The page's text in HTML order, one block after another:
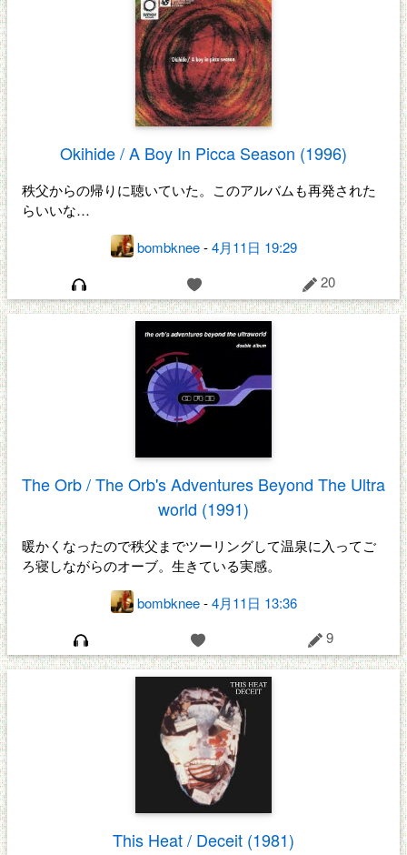
Okihide / A Boy In Picca Season (1996)
秩父からの帰りに聴いていた。このアルバムも再発された
らいいな…
bombknee-4月11日 19:29
20
The Orb / The Orb's Adventures Beyond The Ultra
world (1991)
暖かくなったので秩父までツーリングして温泉に入ってご
ろ寝しながらのオーブ。生きている実感。
bombknee-4月11日 13:36
9
This Heat / Deceit (1981)